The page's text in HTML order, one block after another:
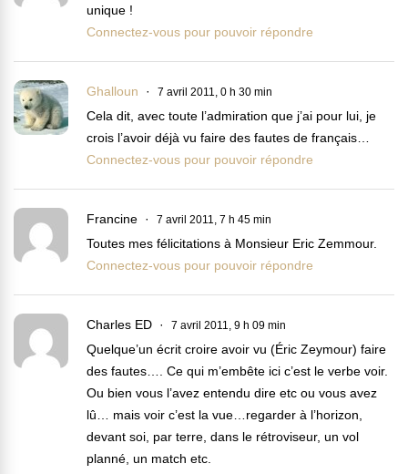
unique !
Connectez-vous pour pouvoir répondre
Ghalloun 7 avril 2011, 0 h 30 min
Cela dit, avec toute l’admiration que j’ai pour lui, je
crois l’avoir déjà vu faire des fautes de français…
Connectez-vous pour pouvoir répondre
Francine 7 avril 2011, 7 h 45 min
Toutes mes félicitations à Monsieur Eric Zemmour.
Connectez-vous pour pouvoir répondre
Charles ED 7 avril 2011, 9 h 09 min
Quelque’un écrit croire avoir vu (Éric Zeymour) faire
des fautes…. Ce qui m’embête ici c’est le verbe voir.
Ou bien vous l’avez entendu dire etc ou vous avez
lû… mais voir c’est la vue…regarder à l’horizon,
devant soi, par terre, dans le rétroviseur, un vol
planné, un match etc.